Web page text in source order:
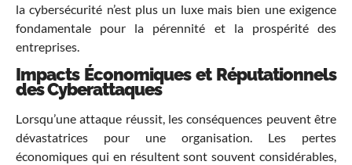
la cybersécurité n’est plus un luxe mais bien une exigence
fondamentale pour la pérennité et la prospérité des
entreprises.
Impacts Économiques et Réputationnels
des Cyberattaques
Lorsqu’une attaque réussit, les conséquences peuvent être
dévastatrices pour une organisation. Les pertes
économiques qui en résultent sont souvent considérables,